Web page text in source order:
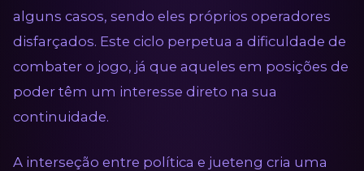
alguns casos, sendo eles próprios operadores
disfarçados. Este ciclo perpetua a dificuldade de
combater o jogo, já que aqueles em posições de
poder têm um interesse direto na sua
continuidade.
A interseção entre política e jueteng cria uma